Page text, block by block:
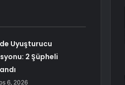
Uyuşturucu
2 Şüpheli
6, 2026